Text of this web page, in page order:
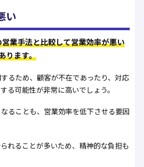
い
営業手法と比較して営業効率が悪い
ります。
るため、顧客が不在であったり、対応
る可能性が非常に高いでしょう。
ることも、営業効率を低下させる要因
れることが多いため、精神的な負担も